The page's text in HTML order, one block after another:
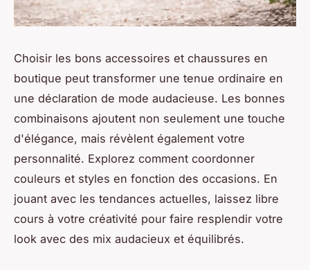
Choisir les bons accessoires et chaussures en
boutique peut transformer une tenue ordinaire en
une déclaration de mode audacieuse. Les bonnes
combinaisons ajoutent non seulement une touche
d'élégance, mais révèlent également votre
personnalité. Explorez comment coordonner
couleurs et styles en fonction des occasions. En
jouant avec les tendances actuelles, laissez libre
cours à votre créativité pour faire resplendir votre
look avec des mix audacieux et équilibrés.